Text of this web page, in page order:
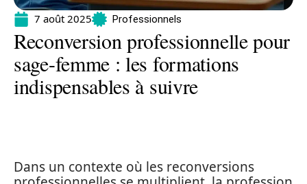
7 août 2025 Professionnels
Reconversion professionnelle pour
sage-femme : les formations
indispensables à suivre
Dans un contexte où les reconversions